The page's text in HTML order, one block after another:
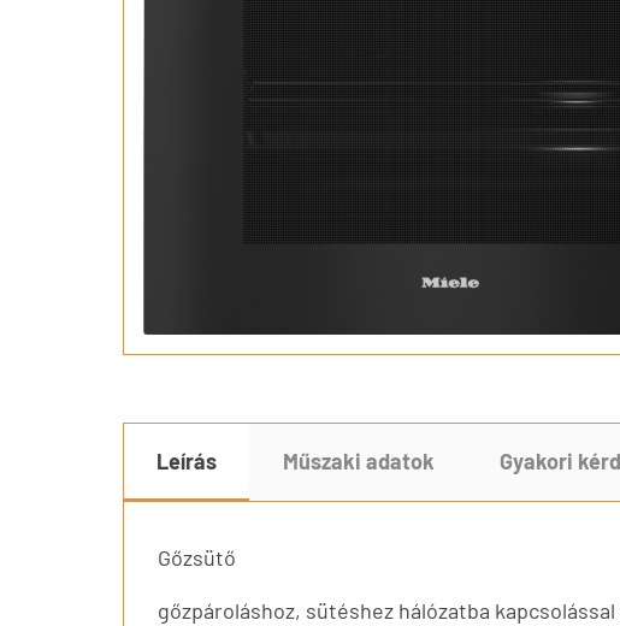
Leírás Műszaki adatok Gyakori
Gőzsütő
gőzpároláshoz, sütéshez hálózatba